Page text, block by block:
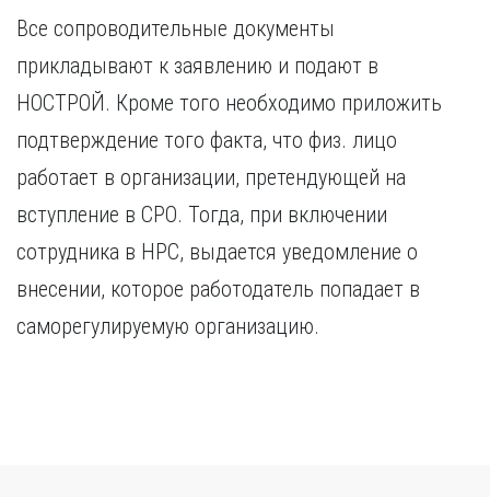
Все сопроводительные документы
прикладывают к заявлению и подают в
НОСТРОЙ. Кроме того необходимо приложить
подтверждение того факта, что физ. лицо
работает в организации, претендующей на
вступление в СРО. Тогда, при включении
сотрудника в НРС, выдается уведомление о
внесении, которое работодатель попадает в
саморегулируемую организацию.